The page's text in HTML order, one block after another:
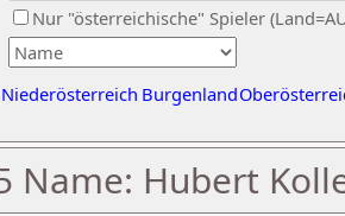
Nur "österreichische" Spieler
Niederösterreich Burgenland
Name: Hubert